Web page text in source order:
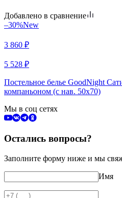
Добавлено в сравнение
–30%New
3 860 ₽
5 528 ₽
Постельное белье GoodNight
компаньоном (с нав. 50х70)
Мы в соц сетях
Остались вопросы?
Заполните форму ниже и мы
Имя